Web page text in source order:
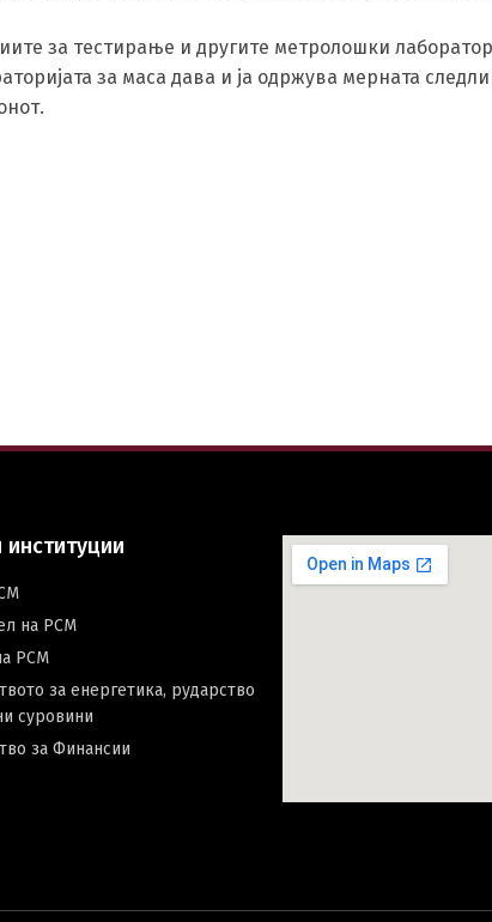
за тестирање и другите метролошки
за маса дава и ја одржува мерната
на РСМ
РСМ
за енергетика, рударство
суровини
за Финансии